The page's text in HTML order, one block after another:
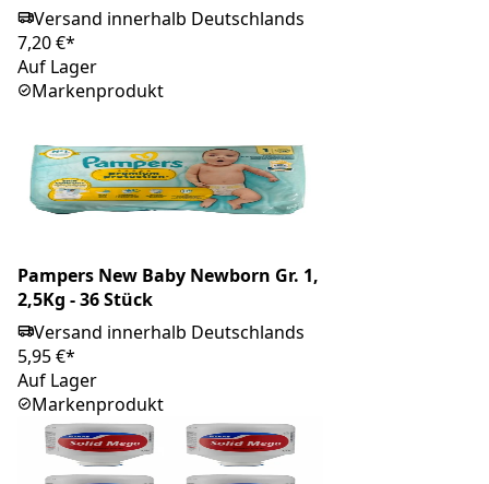
Versand innerhalb Deutschlands
7,20 €*
Auf Lager
Markenprodukt
Pampers New Baby Newborn Gr. 1,
2,5Kg - 36 Stück
Versand innerhalb Deutschlands
5,95 €*
Auf Lager
Markenprodukt